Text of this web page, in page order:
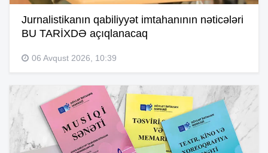
Jurnalistikanın qabiliyyət imtahanının nəticələri
BU TARİXDƏ açıqlanacaq
06 Avqust 2026, 10:39